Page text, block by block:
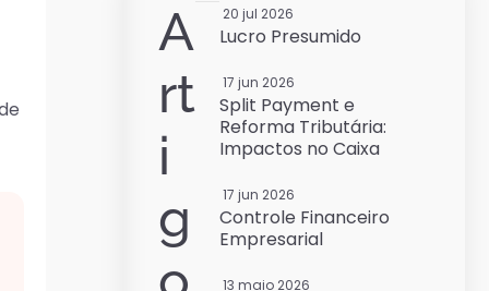
A
rt
i
g
20 jul 2026
Lucro Presumido
17 jun 2026
Split Payment e
Reforma Tributária:
Impactos no Caixa
17 jun 2026
Controle Financeiro
Empresarial
13 maio 2026